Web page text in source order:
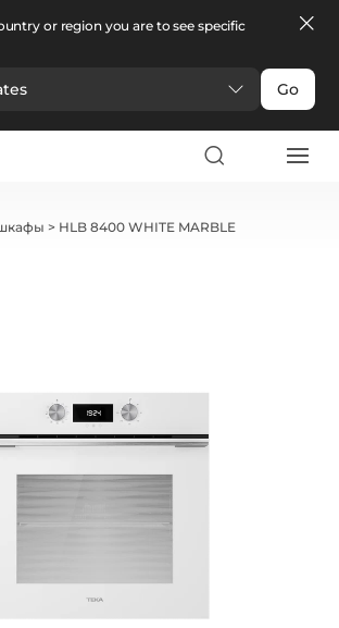
or region you are to see specific
Go
> HLB 8400 WHITE MARBLE